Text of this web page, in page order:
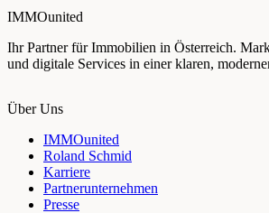
IMMOunited
Ihr Partner für Immobilien in Österreich.
und digitale Services in einer klaren,
Über Uns
IMMOunited
Roland Schmid
Karriere
Partnerunternehmen
Presse